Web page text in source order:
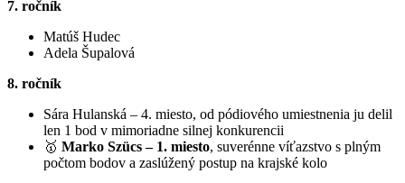
7. ročník
Matúš Hudec
Adela Šupalová
8. ročník
Sára Hulanská – 4. miesto, od pódiového umiestnenia ju delil
len 1 bod v mimoriadne silnej konkurencii
🥇 Marko Szücs – 1. miesto, suverénne víťazstvo s plným
počtom bodov a zaslúžený postup na krajské kolo